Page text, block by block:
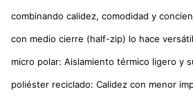
combinando calidez, comodidad y
con medio cierre (half-zip) lo hace
micro polar: Aislamiento térmico ligero y
poliéster reciclado: Calidez con menor